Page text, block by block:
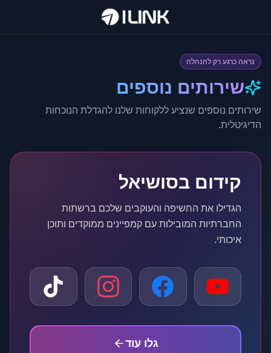
נראה כרגע רק להנהלה
שירותים נוספים
שירותים נוספים שנציע ללקוחות שלנו להגדלת הנוכחות
הדיגיטלית.
קידום בסושיאל
הגדילו את החשיפה והעוקבים שלכם ברשתות
החברתיות המובילות עם קמפיינים ממוקדים ותוכן
איכותי.
גלו עוד